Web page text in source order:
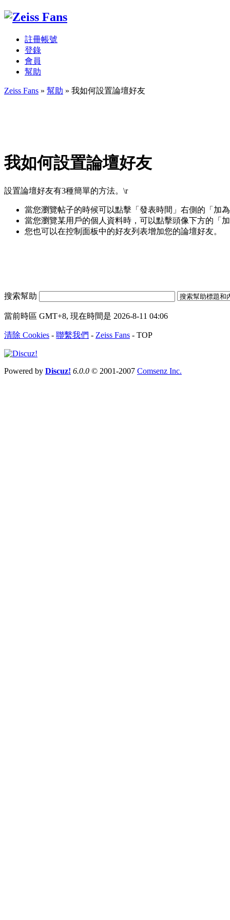
註冊帳號
登錄
會員
幫助
Zeiss Fans » 幫助 » 我如何設置論壇好友
我如何設置論壇好友
設置論壇好友有3種簡單的方法。\r
當您瀏覽帖子的時候可以點擊「發表時間」右側的「加
當您瀏覽某用戶的個人資料時，可以點擊頭像下方的「
您也可以在控制面板中的好友列表增加您的論壇好友。
搜索幫助
當前時區 GMT+8, 現在時間是 2026-8-11 04:06
清除 Cookies - 聯繫我們 - Zeiss Fans - TOP
Powered by Discuz! 6.0.0 © 2001-2007 Comsenz Inc.